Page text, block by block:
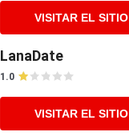
VISITAR EL SITIO
LanaDate
1.0
VISITAR EL SITIO